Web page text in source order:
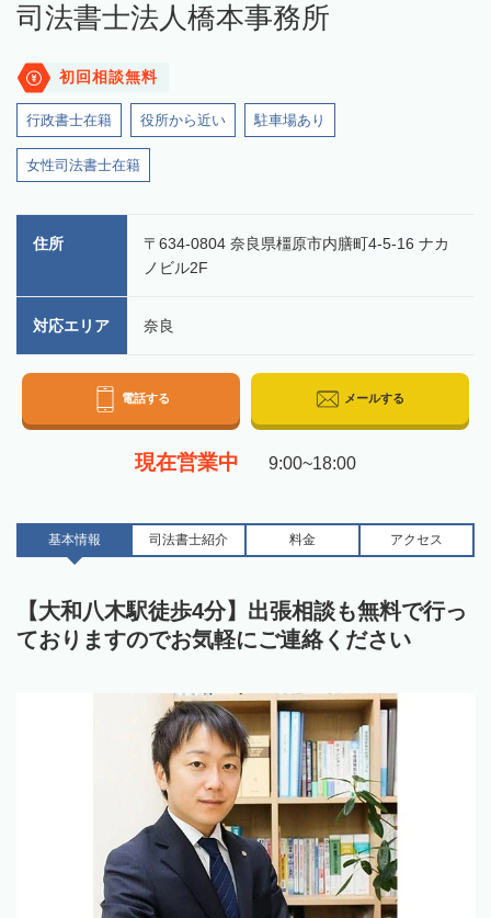
司法書士法人橋本事務所
初回相談無料
行政書士在籍 役所から近い 駐車場あり
女性司法書士在籍
住所
〒634-0804 奈良県橿原市内膳町4-5-16 ナカ
ノビル2F
対応エリア 奈良
電話する メールする
現在営業中 9:00~18:00
基本情報 司法書士紹介 料金 アクセス
【大和八木駅徒歩4分】出張相談も無料で行っ
ておりますのでお気軽にご連絡ください